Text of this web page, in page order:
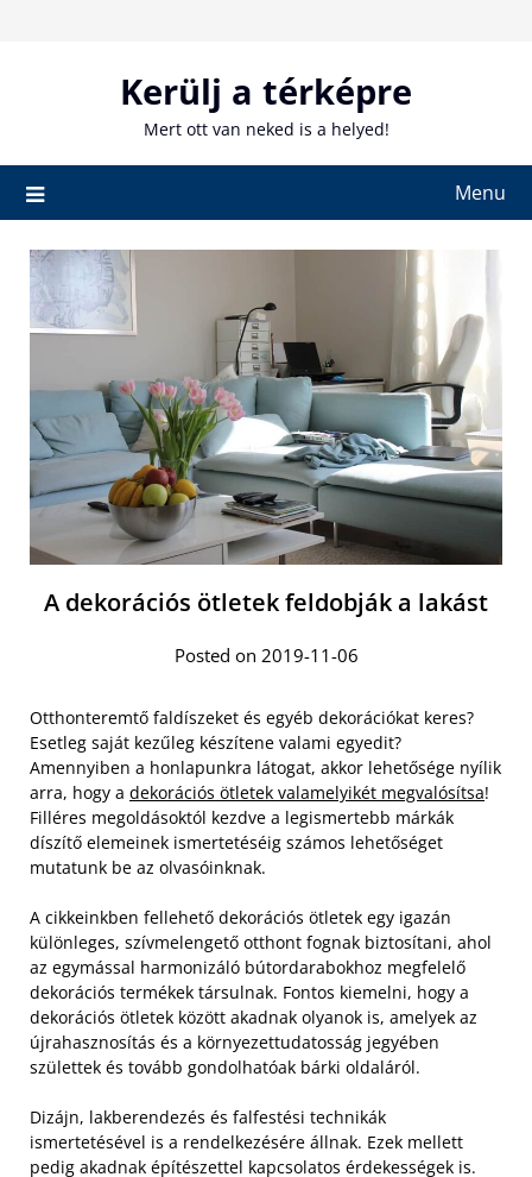
Kerülj a térképre
Mert ott van neked is a helyed!
Menu
A dekorációs ötletek feldobják a lakást
Posted on 2019-11-06
Otthonteremtő faldíszeket és egyéb dekorációkat keres?
Esetleg saját kezűleg készítene valami egyedit?
Amennyiben a honlapunkra látogat, akkor lehetősége nyílik
arra, hogy a dekorációs ötletek valamelyikét megvalósítsa!
Filléres megoldásoktól kezdve a legismertebb márkák
díszítő elemeinek ismertetéséig számos lehetőséget
mutatunk be az olvasóinknak.
A cikkeinkben fellehető dekorációs ötletek egy igazán
különleges, szívmelengető otthont fognak biztosítani, ahol
az egymással harmonizáló bútordarabokhoz megfelelő
dekorációs termékek társulnak. Fontos kiemelni, hogy a
dekorációs ötletek között akadnak olyanok is, amelyek az
újrahasznosítás és a környezettudatosság jegyében
születtek és tovább gondolhatóak bárki oldaláról.
Dizájn, lakberendezés és falfestési technikák
ismertetésével is a rendelkezésére állnak. Ezek mellett
pedig akadnak építészettel kapcsolatos érdekességek is.